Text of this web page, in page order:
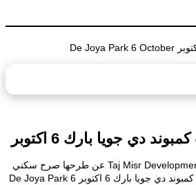
دي جويا بارك 6 اكتوبر
أعلنت شركة تاج مصر Taj Misr Developments عن طرحها صرح سكني
مثالي للسكن تحت مسمي كمبوند دي جويا بارك 6 اكتوبر De Joya Park 6